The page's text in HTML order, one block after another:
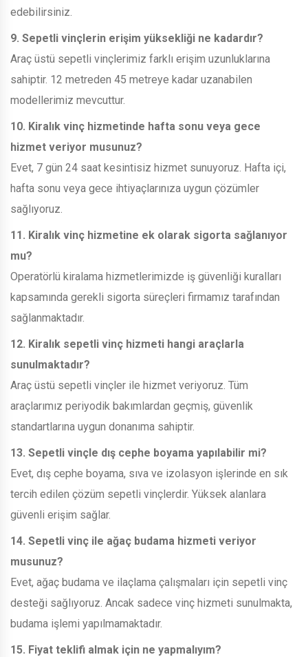
edebilirsiniz.
9. Sepetli vinçlerin erişim yüksekliği ne kadardır?
Araç üstü sepetli vinçlerimiz farklı erişim uzunluklarına
sahiptir. 12 metreden 45 metreye kadar uzanabilen
modellerimiz mevcuttur.
10. Kiralık vinç hizmetinde hafta sonu veya gece
hizmet veriyor musunuz?
Evet, 7 gün 24 saat kesintisiz hizmet sunuyoruz. Hafta içi,
hafta sonu veya gece ihtiyaçlarınıza uygun çözümler
sağlıyoruz.
11. Kiralık vinç hizmetine ek olarak sigorta sağlanıyor
mu?
Operatörlü kiralama hizmetlerimizde iş güvenliği kuralları
kapsamında gerekli sigorta süreçleri firmamız tarafından
sağlanmaktadır.
12. Kiralık sepetli vinç hizmeti hangi araçlarla
sunulmaktadır?
Araç üstü sepetli vinçler ile hizmet veriyoruz. Tüm
araçlarımız periyodik bakımlardan geçmiş, güvenlik
standartlarına uygun donanıma sahiptir.
13. Sepetli vinçle dış cephe boyama yapılabilir mi?
Evet, dış cephe boyama, sıva ve izolasyon işlerinde en sık
tercih edilen çözüm sepetli vinçlerdir. Yüksek alanlara
güvenli erişim sağlar.
14. Sepetli vinç ile ağaç budama hizmeti veriyor
musunuz?
Evet, ağaç budama ve ilaçlama çalışmaları için sepetli vinç
desteği sağlıyoruz. Ancak sadece vinç hizmeti sunulmakta,
budama işlemi yapılmamaktadır.
15. Fiyat teklifi almak için ne yapmalıyım?